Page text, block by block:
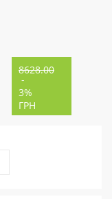
8628.00
-
3%
ГРН